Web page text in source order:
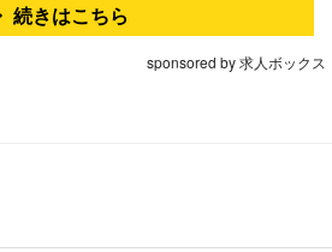
続きはこちら
sponsored by 求人ボックス